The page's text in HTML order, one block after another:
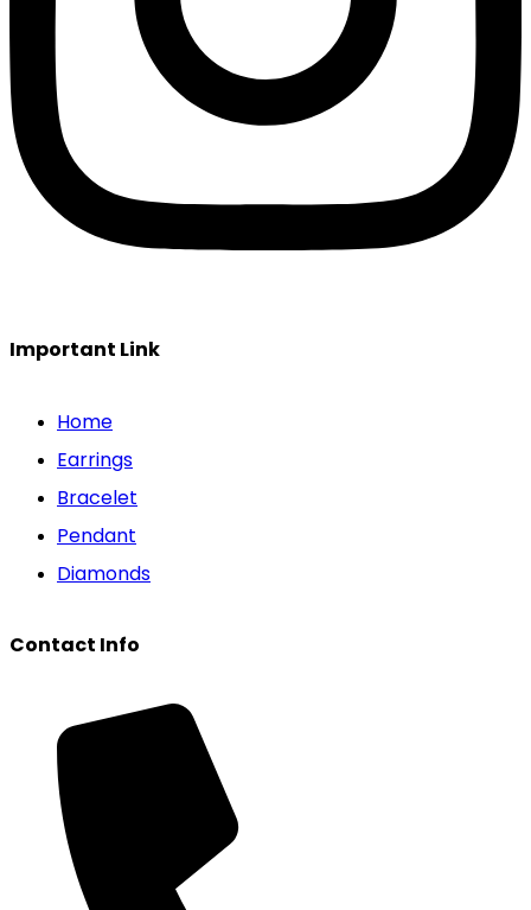
Important Link
Home
Earrings
Bracelet
Pendant
Diamonds
Contact Info